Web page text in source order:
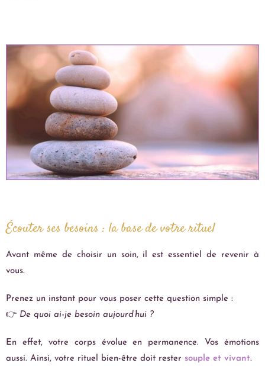
Écouter ses besoins : la base de votre rituel
Avant même de choisir un soin, il est essentiel de revenir à
vous.
Prenez un instant pour vous poser cette question simple :
👉 De quoi ai-je besoin aujourd’hui ?
En effet, votre corps évolue en permanence. Vos émotions
aussi. Ainsi, votre rituel bien-être doit rester souple et vivant.